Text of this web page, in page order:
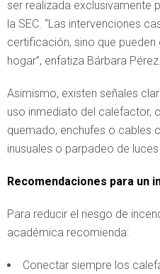
ser realizada exclusivamente
la SEC. “Las intervenciones
certificación, sino que
hogar”, enfatiza Bárbara Pérez.
Asimismo, existen señales
uso inmediato del calefactor,
quemado, enchufes o cables
inusuales o parpadeo de
Recomendaciones para un
Para reducir el riesgo de
académica recomienda:
Conectar siempre los